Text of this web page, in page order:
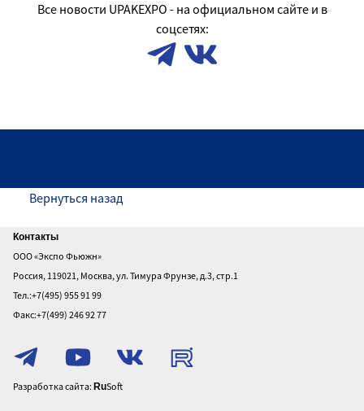
Все новости UPAKEXPO - на официальном сайте и в
соцсетях:
Вернуться назад
Главная
О
выставке
Посетителям
Участникам
конфиденциальности
Контакты
ООО «Экспо Фьюжн»
Россия, 119021, Москва, ул. Тимура Фрунзе, д.3, стр.1
Тел.:+7(495) 955 91 99
Факс:+7(499) 246 92 77
Разработка сайта: RuSoft